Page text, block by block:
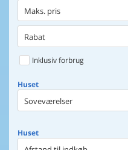
Maks. pris
Rabat
Inklusiv forbrug
Huset
Soveværelser
Huset